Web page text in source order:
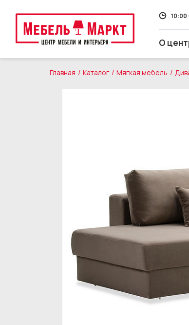
О
Столы и стулья
Стеллажи и полки
Товары для дома
Бренды
10:00
Главная Каталог Мягкая мебель